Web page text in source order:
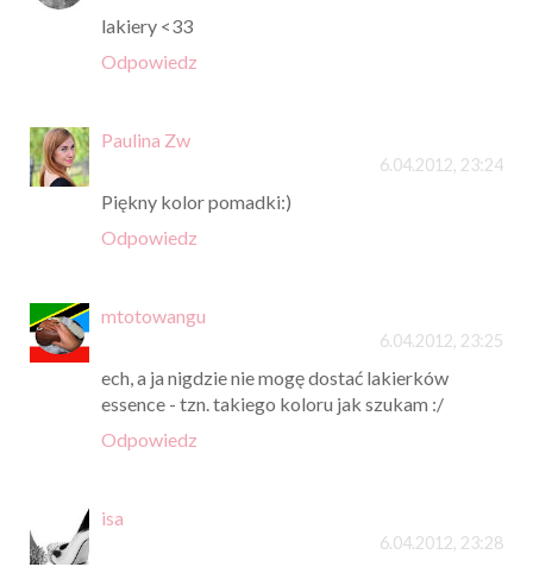
lakiery <33
Odpowiedz
Paulina Zw
6.04.2012, 23:24
Piękny kolor pomadki:)
Odpowiedz
mtotowangu
6.04.2012, 23:25
ech, a ja nigdzie nie mogę dostać lakierków
essence - tzn. takiego koloru jak szukam :/
Odpowiedz
isa
6.04.2012, 23:28